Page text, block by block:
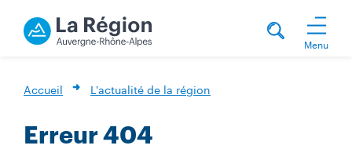
Menu
Accueil L'actualité de la région
Erreur 404